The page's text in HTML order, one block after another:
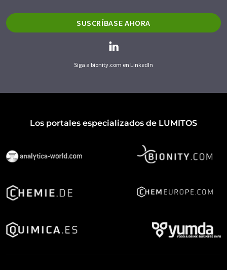
SUSCRÍBASE AHORA
Siga a bionity.com en LinkedIn
Los portales especializados de LUMITOS